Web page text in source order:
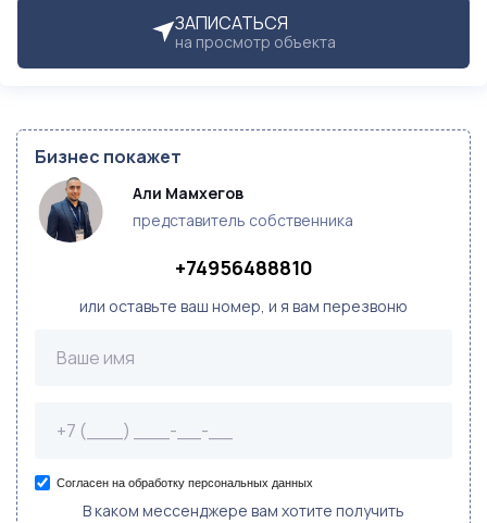
ЗАПИСАТЬСЯ
на просмотр объекта
Бизнес покажет
Али Мамхегов
представитель собственника
+74956488810
или оставьте ваш номер, и я вам перезвоню
Согласен на обработку персональных данных
В каком мессенджере вам хотите получить